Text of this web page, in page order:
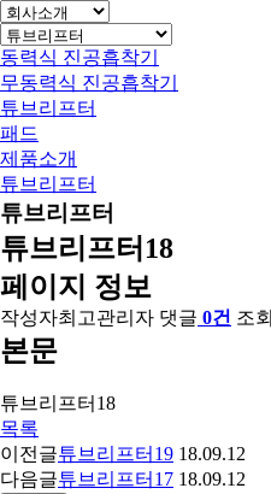
동력식 진공흡착기
무동력식 진공흡착기
튜브리프터
패드
제품소개
튜브리프터
튜브리프터
튜브리프터18
페이지 정보
작성자최고관리자 댓글 0건 조회
본문
튜브리프터18
목록
이전글튜브리프터19 18.09.12
다음글튜브리프터17 18.09.12